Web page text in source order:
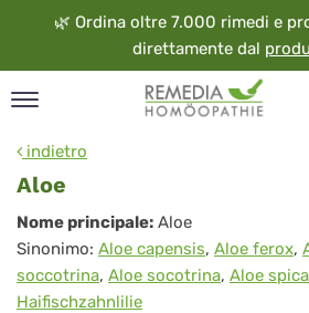
🌿 Ordina oltre 7.000 rimedi e
direttamente dal
indietro
Aloe
Aloe
Nome principale: Aloe
Sinonimo: Aloe capensis, Aloe ferox,
soccotrina, Aloe socotrina, Aloe
Haifischzahnlilie